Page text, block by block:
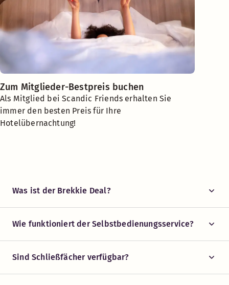
Zum Mitglieder-Bestpreis buchen
Als Mitglied bei Scandic Friends erhalten Sie
immer den besten Preis für Ihre
Hotelübernachtung!
Was ist der Brekkie Deal?
Wie funktioniert der Selbstbedienungsservice?
Sind Schließfächer verfügbar?